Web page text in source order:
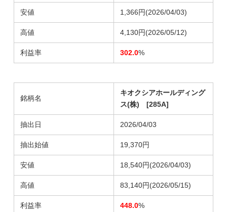
安値 1,366円(2026/04/03)
高値 4,130円(2026/05/12)
利益率 302.0%
銘柄名
キオクシアホールディング
ス(株) [285A]
抽出日 2026/04/03
抽出始値 19,370円
安値 18,540円 (2026/04/03)
高値 83,140円 (2026/05/15)
利益率 448.0%